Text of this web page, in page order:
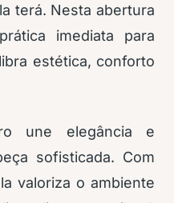
terá. Nesta abertura
imediata para
estética, conforto
une elegância e
sofisticada. Com
valoriza o ambiente